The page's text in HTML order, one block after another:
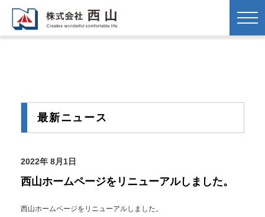
最新ニュース
2022年 8月1日
西山ホームページをリニューアルしました。
西山ホームページをリニューアルしました。